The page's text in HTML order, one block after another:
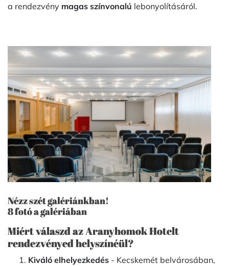
a rendezvény magas színvonalú lebonyolításáról.
Nézz szét galériánkban!
8 fotó a galériában
Miért válaszd az Aranyhomok Hotelt
rendezvényed helyszínéül?
Kiváló elhelyezkedés - Kecskemét belvárosában,